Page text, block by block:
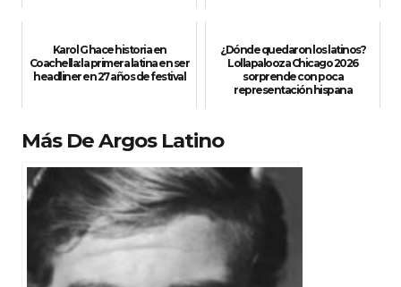
Karol G hace historia en
Coachella: la primera latina en ser
headliner en 27 años de festival
¿Dónde quedaron los latinos?
Lollapalooza Chicago 2026
sorprende con poca
representación hispana
Más De Argos Latino